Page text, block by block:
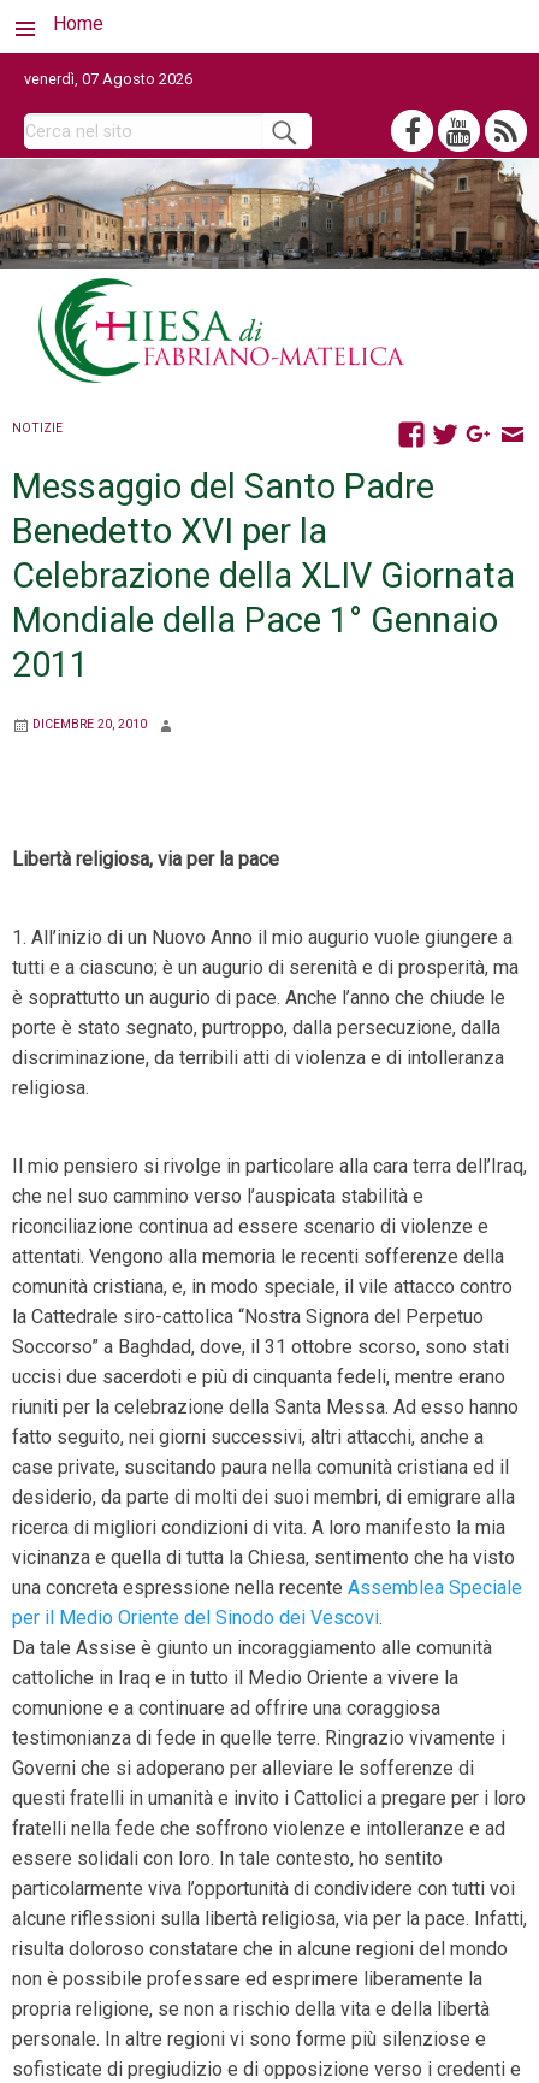
Home
venerdì, 07 Agosto 2026
NOTIZIE
Messaggio del Santo Padre
Benedetto XVI per la
Celebrazione della XLIV Giornata
Mondiale della Pace 1° Gennaio
2011
DICEMBRE 20, 2010
Libertà religiosa, via per la pace
1. All’inizio di un Nuovo Anno il mio augurio vuole giungere a
tutti e a ciascuno; è un augurio di serenità e di prosperità, ma
è soprattutto un augurio di pace. Anche l’anno che chiude le
porte è stato segnato, purtroppo, dalla persecuzione, dalla
discriminazione, da terribili atti di violenza e di intolleranza
religiosa.
Il mio pensiero si rivolge in particolare alla cara terra dell’Iraq,
che nel suo cammino verso l’auspicata stabilità e
riconciliazione continua ad essere scenario di violenze e
attentati. Vengono alla memoria le recenti sofferenze della
comunità cristiana, e, in modo speciale, il vile attacco contro
la Cattedrale siro-cattolica “Nostra Signora del Perpetuo
Soccorso” a Baghdad, dove, il 31 ottobre scorso, sono stati
uccisi due sacerdoti e più di cinquanta fedeli, mentre erano
riuniti per la celebrazione della Santa Messa. Ad esso hanno
fatto seguito, nei giorni successivi, altri attacchi, anche a
case private, suscitando paura nella comunità cristiana ed il
desiderio, da parte di molti dei suoi membri, di emigrare alla
ricerca di migliori condizioni di vita. A loro manifesto la mia
vicinanza e quella di tutta la Chiesa, sentimento che ha visto
una concreta espressione nella recente Assemblea Speciale
per il Medio Oriente del Sinodo dei Vescovi.
Da tale Assise è giunto un incoraggiamento alle comunità
cattoliche in Iraq e in tutto il Medio Oriente a vivere la
comunione e a continuare ad offrire una coraggiosa
testimonianza di fede in quelle terre. Ringrazio vivamente i
Governi che si adoperano per alleviare le sofferenze di
questi fratelli in umanità e invito i Cattolici a pregare per i loro
fratelli nella fede che soffrono violenze e intolleranze e ad
essere solidali con loro. In tale contesto, ho sentito
particolarmente viva l’opportunità di condividere con tutti voi
alcune riflessioni sulla libertà religiosa, via per la pace. Infatti,
risulta doloroso constatare che in alcune regioni del mondo
non è possibile professare ed esprimere liberamente la
propria religione, se non a rischio della vita e della libertà
personale. In altre regioni vi sono forme più silenziose e
sofisticate di pregiudizio e di opposizione verso i credenti e